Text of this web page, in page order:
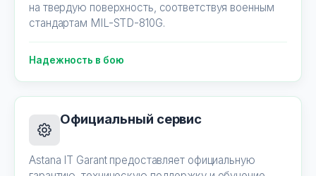
на твердую поверхность, соответствуя военным
стандартам MIL-STD-810G.
Надежность в бою
Официальный сервис
Astana IT Garant предоставляет официальную